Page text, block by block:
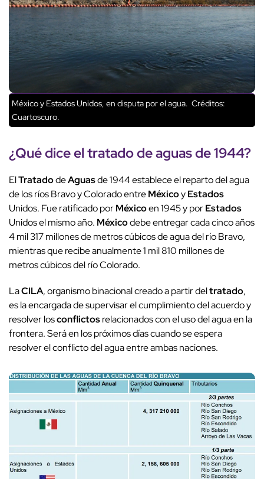
México y Estados Unidos, en disputa por el agua. Créditos:
Cuartoscuro.
¿Qué dice eltratadode aguas de 1944?
ElTratadodeAguasde 1944 establece el reparto del agua
de los ríos Bravo y Colorado entreMéxicoyEstados
Unidos. Fue ratificado porMéxicoen 1945 y porEstados
Unidos el mismo año. Méxicodebe entregar cada cinco años
4 mil 317 millones de metros cúbicos de agua del río Bravo,
mientras que recibe anualmente 1 mil 810 millones de
metros cúbicos del río Colorado.
LaCILA, organismo binacional creado a partir deltratado,
es la encargada de supervisar el cumplimiento del acuerdo y
resolver losconflictosrelacionados con el uso del agua en la
frontera. Será en los próximos días cuando se espera
resolver el conflicto del agua entre ambas naciones.